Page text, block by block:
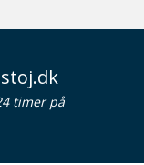
timer på